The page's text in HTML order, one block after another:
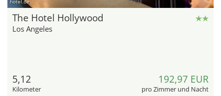
hotel.de
The Hotel Hollywood
Los Angeles
5,12
Kilometer
192,97 EUR
pro Zimmer und Nacht